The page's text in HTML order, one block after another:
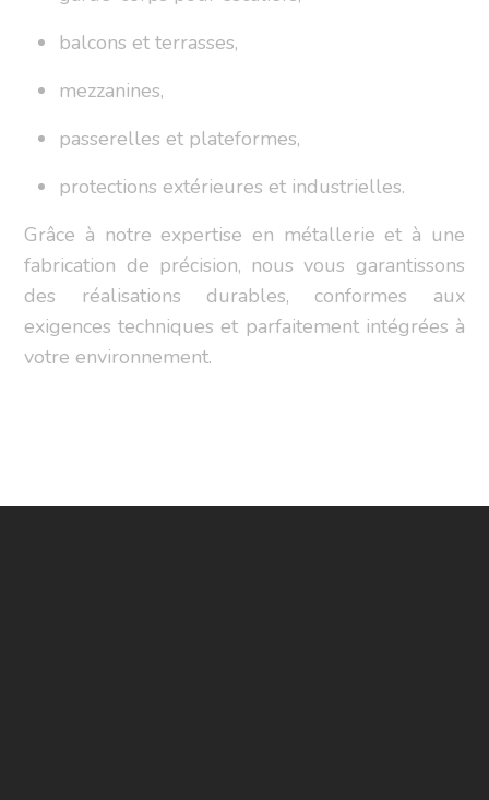
balcons et terrasses,
mezzanines,
passerelles et plateformes,
protections extérieures et industrielles.
Grâce à notre expertise en métallerie et à une
fabrication de précision, nous vous garantissons
des réalisations durables, conformes aux
exigences techniques et parfaitement intégrées à
votre environnement.